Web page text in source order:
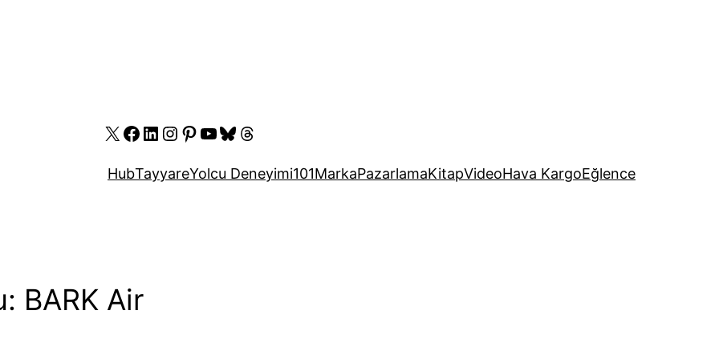
X Facebook
LinkedIn
Instagram
Pinterest
YouTube
Bluesky
Threads
HubTayyareYolcu Deneyimi101MarkaPazarlamaKitapVideoHava KargoEğlence
BARK Air